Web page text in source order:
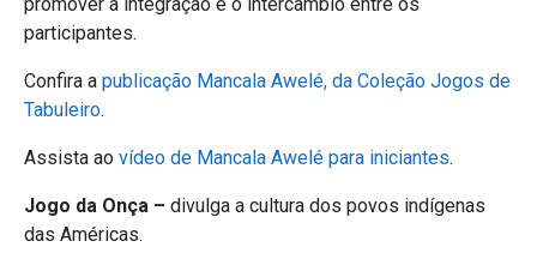
participantes.
Confira a publicação Mancala Awelé, da Coleção Jogos de
Tabuleiro.
Assista ao vídeo de Mancala Awelé para iniciantes.
Jogo da Onça – divulga a cultura dos povos indígenas
das Américas.